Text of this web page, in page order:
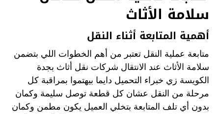
سلامة الأثاث
أهمية المتابعة أثناء النقل
متابعة عملية النقل تعتبر من أهم الخطوات اللي بتضمن
سلامة الأثاث عند الانتقال شركات نقل أثاث بجدة
الكويسة زي خبراء التحميل دايما بيهتموا بمراقبة كل
مرحلة من النقل عشان كل قطعة توصل سليمة وكمان
بدون أي تلف المتابعة بتخلي العميل يكون مطمن وكمان